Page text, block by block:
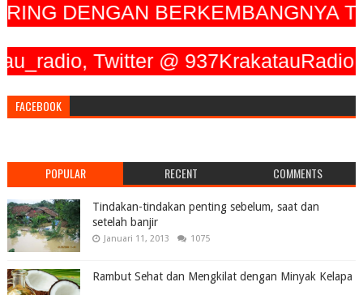
BERKEMBANGNYA
Twitter @ 937KrakatauRadio,
FACEBOOK
POPULAR RECENT COMMENTS
Tindakan-tindakan penting sebelum, saat dan
setelah banjir
Januari 11, 2013 1075
Rambut Sehat dan Mengkilat dengan Minyak Kelapa